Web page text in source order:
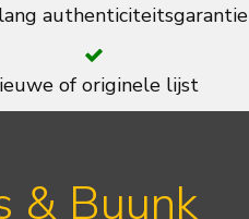
authenticiteitsgarantie
of originele lijst
& Buunk